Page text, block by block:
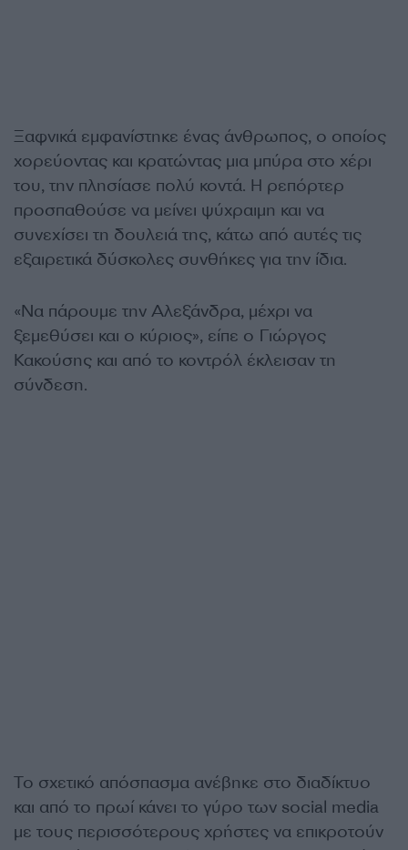
Ξαφνικά εμφανίστηκε ένας άνθρωπος, ο οποίος
χορεύοντας και κρατώντας μια μπύρα στο χέρι
του, την πλησίασε πολύ κοντά. Η ρεπόρτερ
προσπαθούσε να μείνει ψύχραιμη και να
συνεχίσει τη δουλειά της, κάτω από αυτές τις
εξαιρετικά δύσκολες συνθήκες για την ίδια.
«Να πάρουμε την Αλεξάνδρα, μέχρι να
ξεμεθύσει και ο κύριος», είπε ο Γιώργος
Κακούσης και από το κοντρόλ έκλεισαν τη
σύνδεση.
Το σχετικό απόσπασμα ανέβηκε στο διαδίκτυο
και από το πρωί κάνει το γύρο των social media
με τους περισσότερους χρήστες να επικροτούν